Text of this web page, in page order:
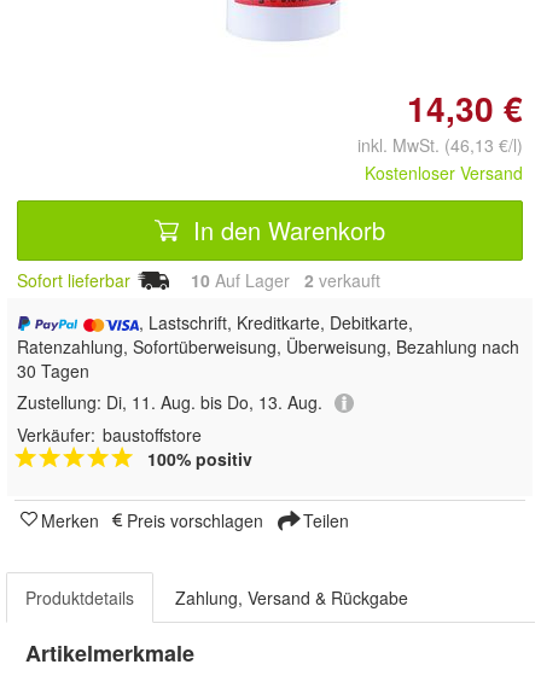
14,30 €
inkl. MwSt. (46,13 €/l)
Kostenloser Versand
In den Warenkorb
Sofort lieferbar 10 Auf Lager 2 verkauft
, Lastschrift, Kreditkarte, Debitkarte,
Ratenzahlung, Sofortüberweisung, Überweisung, Bezahlung nach
30 Tagen
Zustellung: Di, 11. Aug. bis Do, 13. Aug.
Verkäufer: baustoffstore
100% positiv
Merken Preis vorschlagen Teilen
Produktdetails Zahlung, Versand & Rückgabe
Artikelmerkmale